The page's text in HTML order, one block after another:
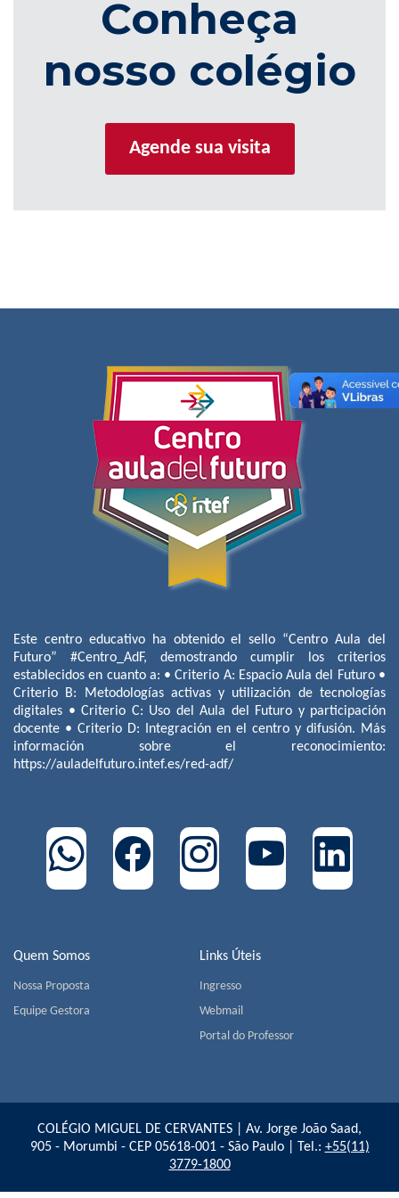
Conheça
nosso colégio
Agende sua visita
Quem Somos
Nossa Proposta
Equipe Gestora
Links Úteis
Ingresso
Webmail
Portal do Professor
Este centro educativo ha obtenido el sello “Centro Aula del
Futuro” #Centro_AdF, demostrando cumplir los criterios
establecidos en cuanto a: • Criterio A: Espacio Aula del Futuro •
Criterio B: Metodologías activas y utilización de tecnologías
digitales • Criterio C: Uso del Aula del Futuro y participación
docente • Criterio D: Integración en el centro y difusión. Más
información sobre el reconocimiento:
https://auladelfuturo.intef.es/red-adf/
COLÉGIO MIGUEL DE CERVANTES | Av. Jorge João Saad,
905 - Morumbi - CEP 05618-001 - São Paulo | Tel.: +55(11)
3779-1800